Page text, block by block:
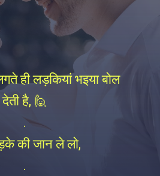
ही लड़कियां भइया बोल
देती है, 🙋
.
की जान ले लो,
.